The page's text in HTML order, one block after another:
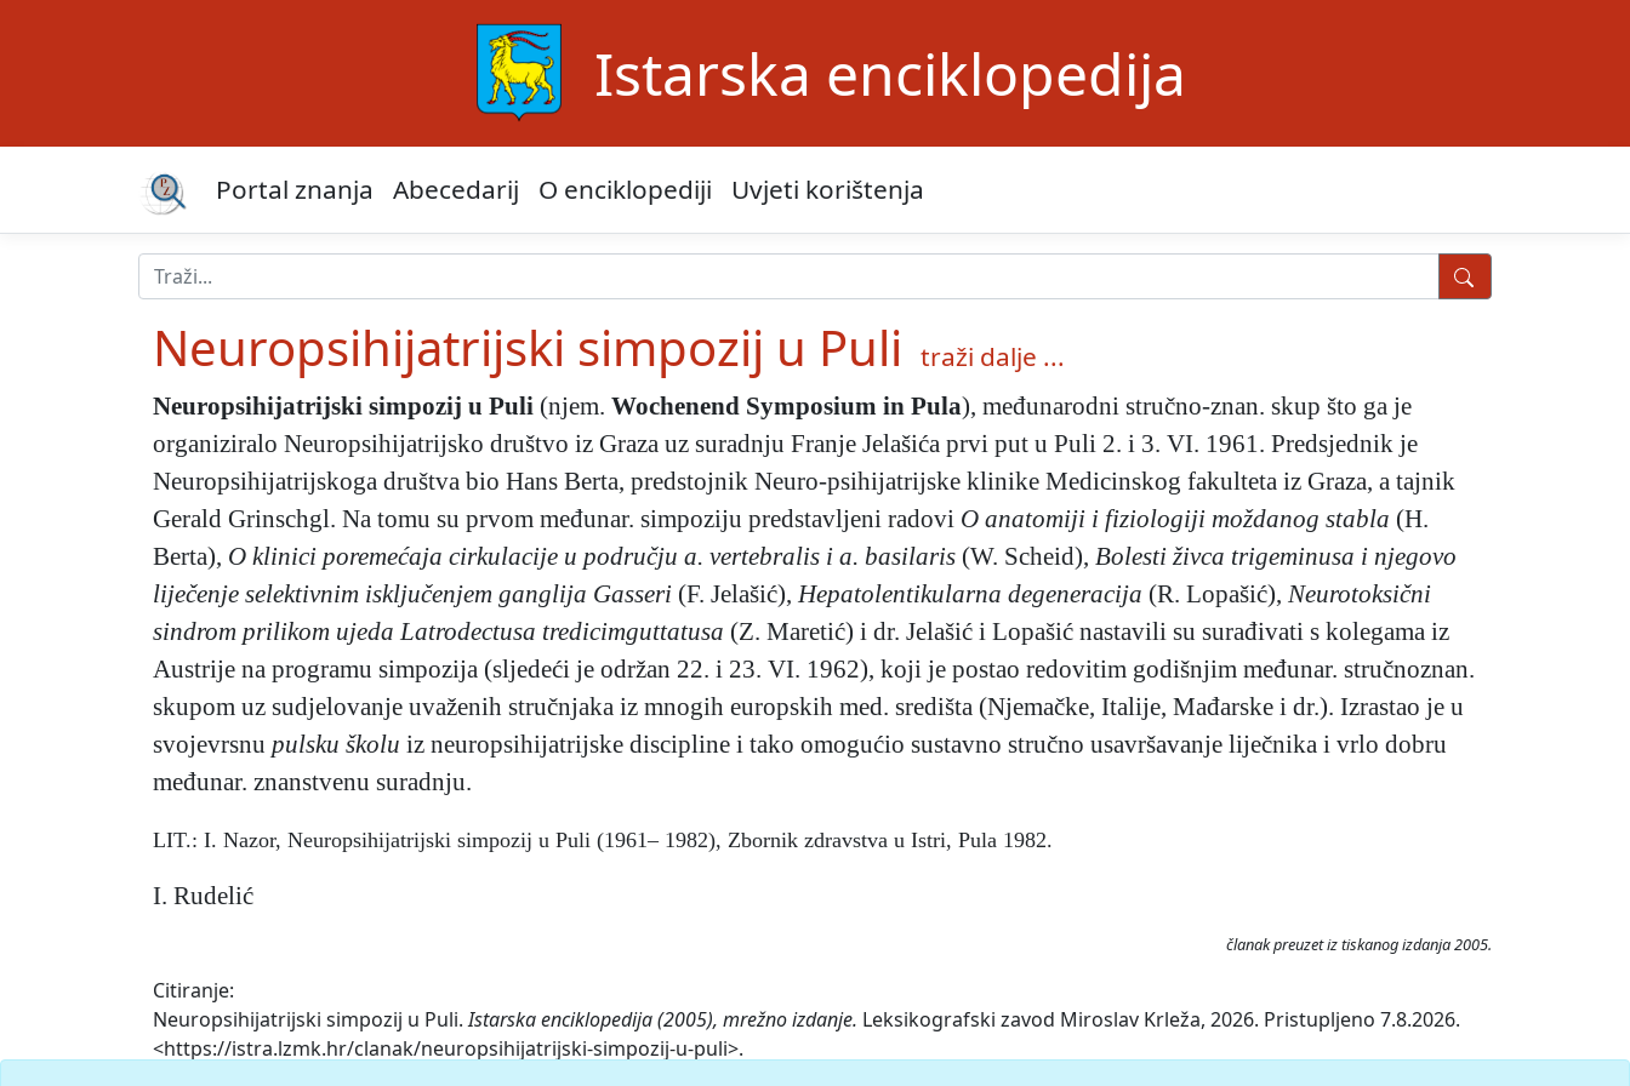
Istarska enciklopedija
Portal znanja Abecedarij O enciklopediji Uvjeti korištenja
Neuropsihijatrijski simpozij u Puli traži dalje ...
Neuropsihijatrijski simpozij u Puli (njem. Wochenend Symposium in Pula), međunarodni stručno-znan. skup što ga je
organiziralo Neuropsihijatrijsko društvo iz Graza uz suradnju Franje Jelašića prvi put u Puli 2. i 3. VI. 1961. Predsjednik je
Neuropsihijatrijskoga društva bio Hans Berta, predstojnik Neuro-psihijatrijske klinike Medicinskog fakulteta iz Graza, a tajnik
Gerald Grinschgl. Na tomu su prvom međunar. simpoziju predstavljeni radovi O anatomiji i fiziologiji moždanog stabla (H.
Berta), O klinici poremećaja cirkulacije u području a. vertebralis i a. basilaris (W. Scheid), Bolesti živca trigeminusa i njegovo
liječenje selektivnim isključenjem ganglija Gasseri (F. Jelašić), Hepatolentikularna degeneracija (R. Lopašić), Neurotoksični
sindrom prilikom ujeda Latrodectusa tredicimguttatusa (Z. Maretić) i dr. Jelašić i Lopašić nastavili su surađivati s kolegama iz
Austrije na programu simpozija (sljedeći je održan 22. i 23. VI. 1962), koji je postao redovitim godišnjim međunar. stručnoznan.
skupom uz sudjelovanje uvaženih stručnjaka iz mnogih europskih med. središta (Njemačke, Italije, Mađarske i dr.). Izrastao je u
svojevrsnu pulsku školu iz neuropsihijatrijske discipline i tako omogućio sustavno stručno usavršavanje liječnika i vrlo dobru
međunar. znanstvenu suradnju.
LIT.: I. Nazor, Neuropsihijatrijski simpozij u Puli (1961– 1982), Zbornik zdravstva u Istri, Pula 1982.
I. Rudelić
članak preuzet iz tiskanog izdanja 2005.
Citiranje:
Neuropsihijatrijski simpozij u Puli.Istarska enciklopedija (2005), mrežno izdanje. Leksikografski zavod Miroslav Krleža, 2026. Pristupljeno 7.8.2026.
<https://istra.lzmk.hr/clanak/neuropsihijatrijski-simpozij-u-puli>.